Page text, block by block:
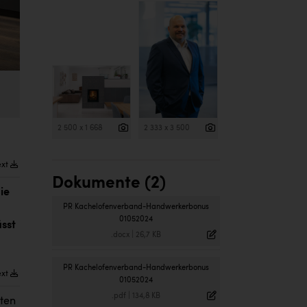
2 500 x 1 668 2 333 x 3 500
Dokumente (2)
PR Kachelofenverband-Handwerkerbonus
01052024
.docx| 26,7 KB
PR Kachelofenverband-Handwerkerbonus
01052024
.pdf 134,8 KB